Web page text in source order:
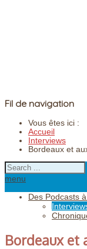
Fil de navigation
Vous êtes ici :
Accueil
Interviews
Bordeaux et
menu
Des Podcasts
Bordeaux et